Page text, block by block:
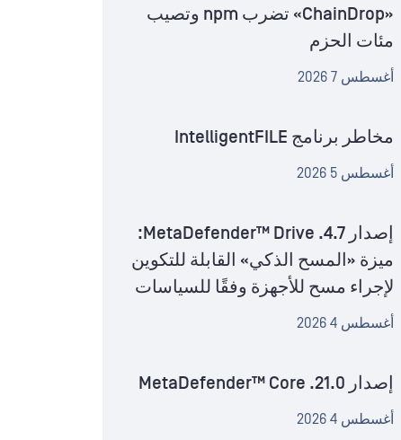
«ChainDrop» تضرب npm وتصيب
مئات الحزم
أغسطس 7 2026
مخاطر برنامج IntelligentFILE
أغسطس 5 2026
إصدار MetaDefender™ Drive .4.7:
ميزة «المسح الذكي» القابلة للتكوين
لإجراء مسح للأجهزة وفقًا للسياسات
أغسطس 4 2026
إصدار MetaDefender™ Core .21.0
أغسطس 4 2026